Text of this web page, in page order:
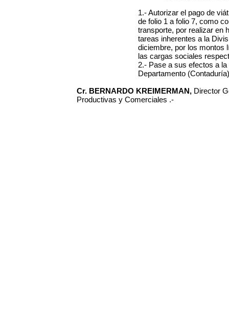
1.- Autorizar el pago de
de folio 1 a folio 7, como
transporte, por realizar en
tareas inherentes a la
diciembre, por los montos
las cargas sociales
2.- Pase a sus efectos a
Departamento
Cr. BERNARDO KREIMERMAN, Director
Productivas y Comerciales .-